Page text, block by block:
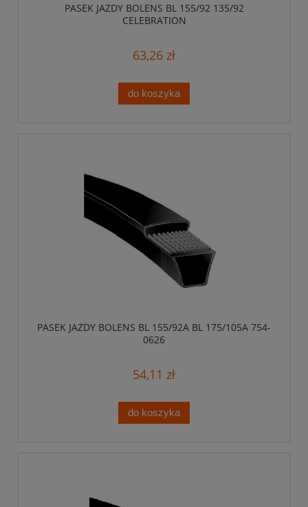
PASEK JAZDY BOLENS BL 155/92 135/92
CELEBRATION
63,26 zł
do koszyka
PASEK JAZDY BOLENS BL 155/92A BL 175/105A 754-
0626
54,11 zł
do koszyka